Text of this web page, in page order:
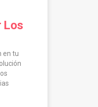
Los
en tu